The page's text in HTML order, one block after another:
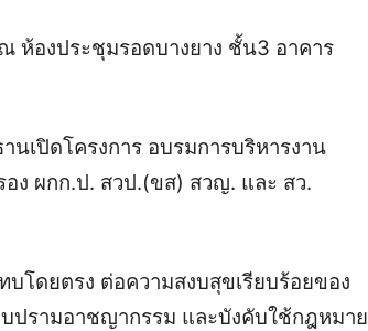
ห้องประชุมรอดบางยาง ชั้น3 อาคาร
เปิดโครงการ อบรมการบริหารงาน
ง ผกก.ป. สวป.(ขส) สวญ. และ สว.
โดยตรง ต่อความสงบสุขเรียบร้อยของ
ปรามอาชญากรรม และบังคับใช้กฎหมาย